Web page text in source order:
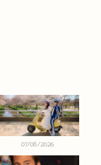
07/08/2026